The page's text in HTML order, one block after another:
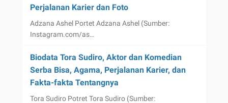
Perjalanan Karier dan Foto
Adzana Ashel Portet Adzana Ashel (Sumber:
Instagram.com/as…
Biodata Tora Sudiro, Aktor dan Komedian
Serba Bisa, Agama, Perjalanan Karier, dan
Fakta-fakta Tentangnya
Tora Sudiro Potret Tora Sudiro (Sumber: